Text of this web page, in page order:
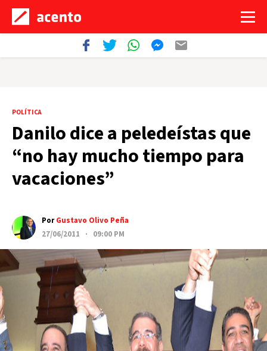
POLÍTICA
Danilo dice a peledeístas que
“no hay mucho tiempo para
vacaciones”
PorGustavo Olivo Peña
27/06/2011 · 09:00 PM